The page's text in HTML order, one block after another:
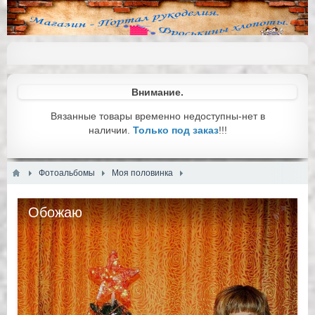
Внимание.
Вязанные товары временно недоступны-нет в
наличии. Только под заказ!!!
Фотоальбомы Моя половинка
Обожаю